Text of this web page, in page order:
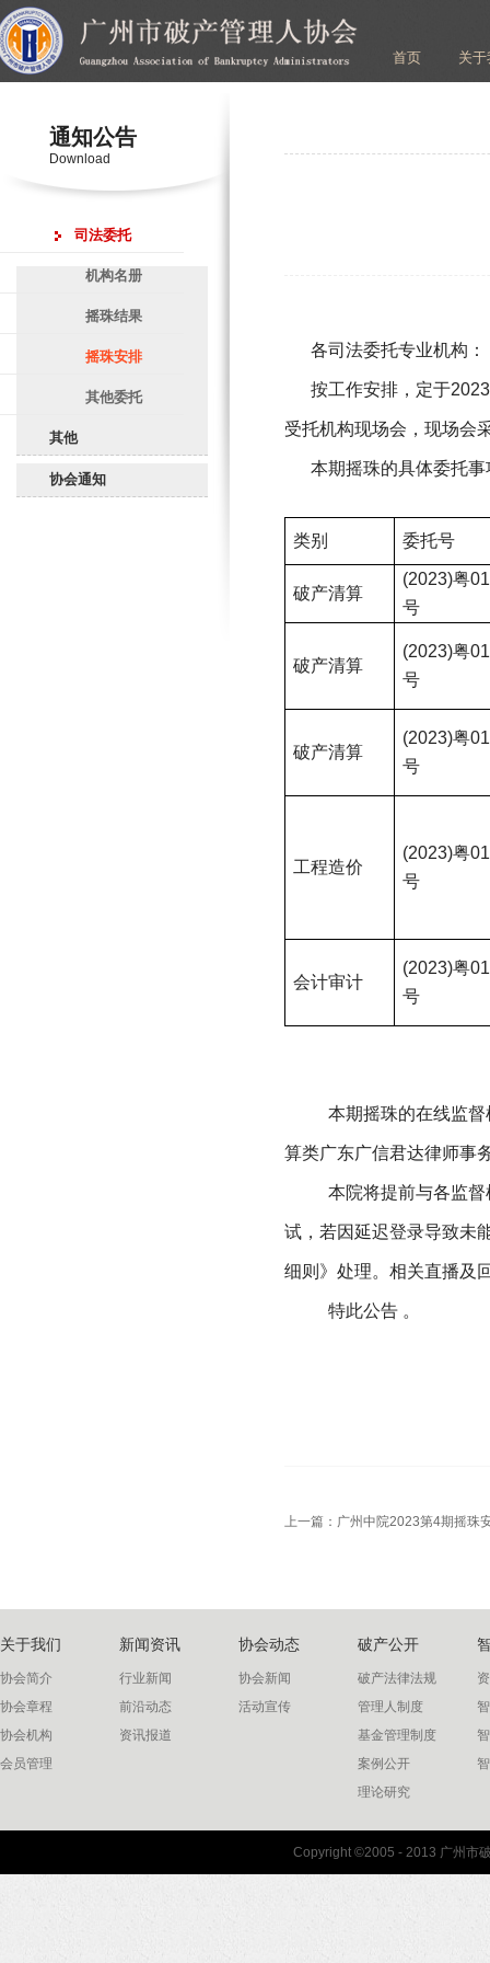
首页 关
通知公告
Download
司法委托
机构名册
摇珠结果
摇珠安排
其他委托
其他
协会通知
各司法委托专业机构：
按工作安排，定于
受托机构现场会，现场会
本期摇珠的具体委托
类别 委托号
破产清算
(2023)粤
号
破产清算
(2023)粤
号
破产清算
(2023)粤
号
工程造价
(2023)粤
号
会计审计
(2023)粤
号
本期摇珠的在线监督
算类广东广信君达律师事
本院将提前与各监督
试，若因延迟登录导致未
细则》处理。相关直播及
特此公告
上一篇： 广州中院2023第4期摇珠
关于我们
协会简介
协会章程
协会机构
会员管理
新闻资讯
行业新闻
前沿动态
资讯报道
协会动态
协会新闻
活动宣传
破产公开
破产法律法规
管理人制度
基金管理制度
案例公开
理论研究
联系我们
Copyright ©2005 - 2013 广州市